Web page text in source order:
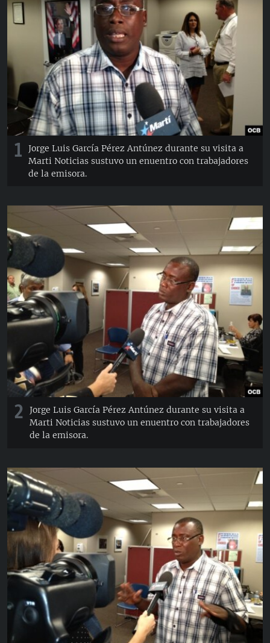
RADIO MARTÍ
ESPECIALES
ESPECIALES
LA REALIDAD DE LA VIVIENDA EN CUBA
SER VIEJO EN CUBA
KENTU-CUBANO
DESINFORMACIÓN RUSA EN AMÉRICA LATINA
MULTIMEDIA
EDITORIALES
SÍGUENOS
1
Jorge Luis García Pérez Antúnez durante su visita a
Marti Noticias sustuvo un enuentro con trabajadores
de la emisora.
2
Jorge Luis García Pérez Antúnez durante su visita a
Marti Noticias sustuvo un enuentro con trabajadores
de la emisora.